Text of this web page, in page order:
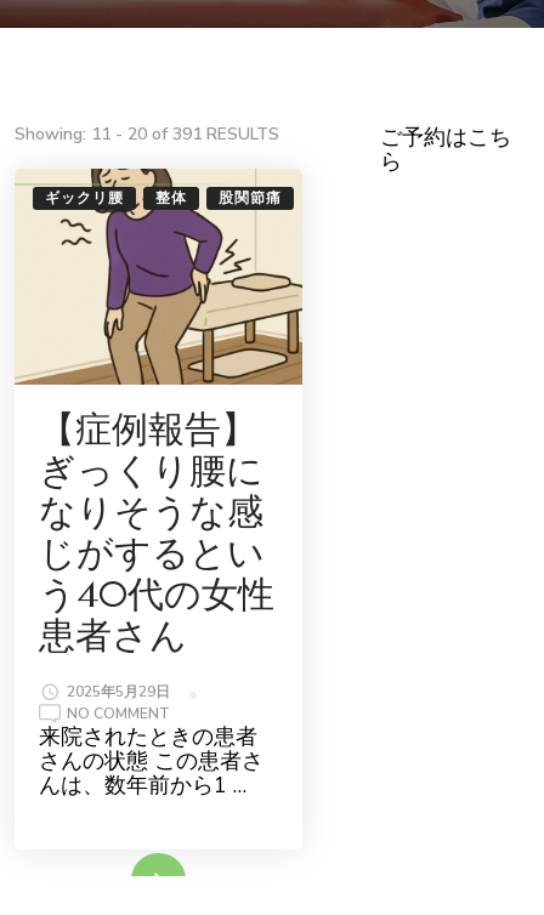
Showing: 11 - 20 of 391 RESULTS
ギックリ腰 整体 股関節痛
【症例報告】
ぎっくり腰に
なりそうな感
じがするとい
う40代の女性
患者さん
2025年5月29日
NO COMMENT
【症
例
報
告】
ぎ
腰
に
来院されたときの患者
さんの状態 この患者さ
んは、数年前から1 …
ご予約はこち
ら